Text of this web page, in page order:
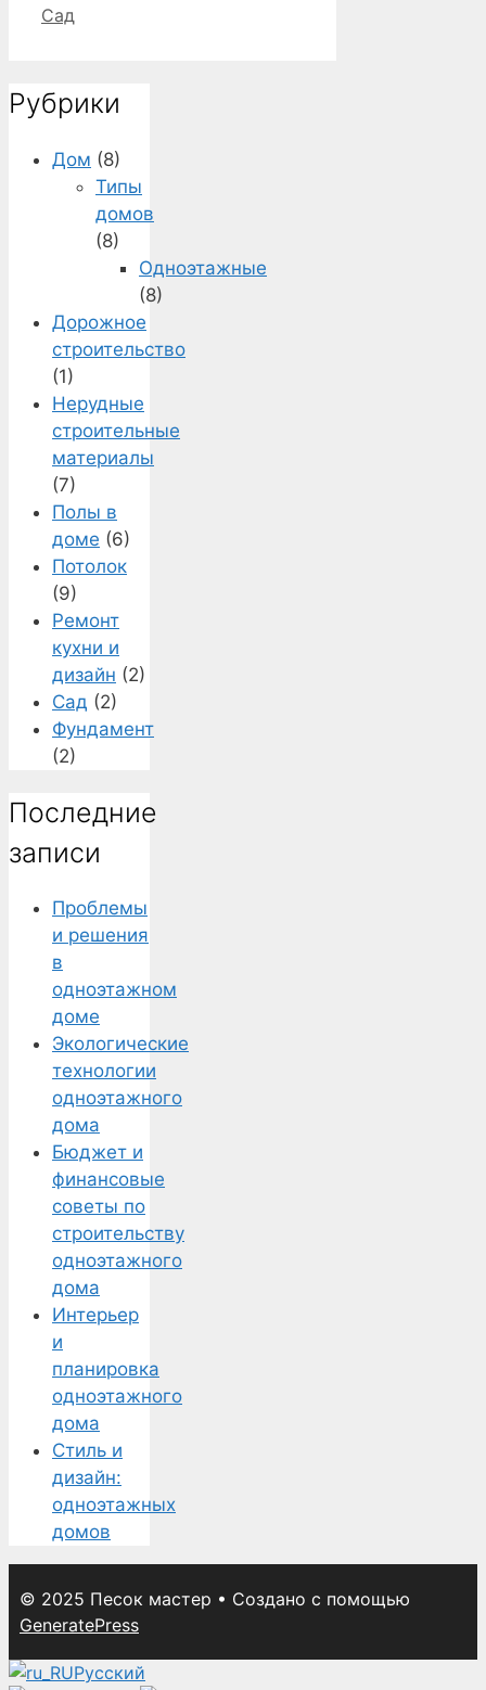
Рубрики
Сад
Рубрики
Дом (8)
Типы
домов
(8)
Одноэтажные
(8)
Дорожное
строительство
(1)
Нерудные
строительные
материалы
(7)
Полы в
доме (6)
Потолок
(9)
Ремонт
кухни и
дизайн (2)
Сад (2)
Фундамент
(2)
Последние
записи
Проблемы
и решения
в
одноэтажном
доме
Экологические
технологии
одноэтажного
дома
Бюджет и
финансовые
советы по
строительству
одноэтажного
дома
Интерьер
и
планировка
одноэтажного
дома
Стиль и
дизайн:
одноэтажных
домов
© 2025 Песок мастер • Создано с помощью
GeneratePress
Русский